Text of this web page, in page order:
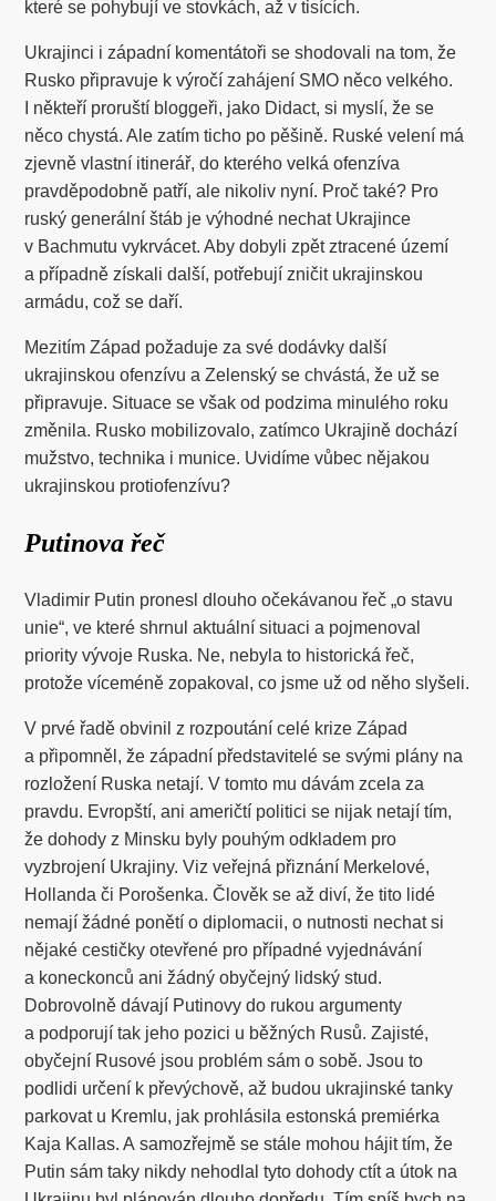
které se pohybují ve stovkách, až v tisících.
Ukrajinci i západní komentátoři se shodovali na tom, že
Rusko připravuje k výročí zahájení SMO něco velkého.
I někteří proruští bloggeři, jako Didact, si myslí, že se
něco chystá. Ale zatím ticho po pěšině. Ruské velení má
zjevně vlastní itinerář, do kterého velká ofenzíva
pravděpodobně patří, ale nikoliv nyní. Proč také? Pro
ruský generální štáb je výhodné nechat Ukrajince
v Bachmutu vykrvácet. Aby dobyli zpět ztracené území
a případně získali další, potřebují zničit ukrajinskou
armádu, což se daří.
Mezitím Západ požaduje za své dodávky další
ukrajinskou ofenzívu a Zelenský se chvástá, že už se
připravuje. Situace se však od podzima minulého roku
změnila. Rusko mobilizovalo, zatímco Ukrajině dochází
mužstvo, technika i munice. Uvidíme vůbec nějakou
ukrajinskou protiofenzívu?
Putinova řeč
Vladimir Putin pronesl dlouho očekávanou řeč „o stavu
unie“, ve které shrnul aktuální situaci a pojmenoval
priority vývoje Ruska. Ne, nebyla to historická řeč,
protože víceméně zopakoval, co jsme už od něho slyšeli.
V prvé řadě obvinil z rozpoutání celé krize Západ
a připomněl, že západní představitelé se svými plány na
rozložení Ruska netají. V tomto mu dávám zcela za
pravdu. Evropští, ani američtí politici se nijak netají tím,
že dohody z Minsku byly pouhým odkladem pro
vyzbrojení Ukrajiny. Viz veřejná přiznání Merkelové,
Hollanda či Porošenka. Člověk se až diví, že tito lidé
nemají žádné ponětí o diplomacii, o nutnosti nechat si
nějaké cestičky otevřené pro případné vyjednávání
a koneckonců ani žádný obyčejný lidský stud.
Dobrovolně dávají Putinovy do rukou argumenty
a podporují tak jeho pozici u běžných Rusů. Zajisté,
obyčejní Rusové jsou problém sám o sobě. Jsou to
podlidi určení k převýchově, až budou ukrajinské tanky
parkovat u Kremlu, jak prohlásila estonská premiérka
Kaja Kallas. A samozřejmě se stále mohou hájit tím, že
Putin sám taky nikdy nehodlal tyto dohody ctít a útok na